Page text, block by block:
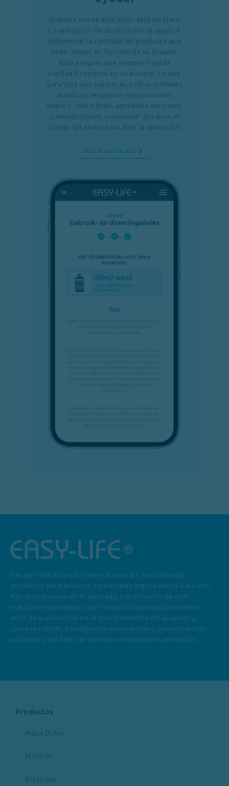
¡Nuestra nueva aplicación está en línea!
La aplicación de dosificación le ayuda a
determinar la cantidad de producto que
debe utilizar en función de su acuario.
Esto asegura que siempre haya la
cantidad correcta en su acuario. Lo que
garantiza que sus peces y otros animales
acuáticos tengan un entorno sano,
limpio y, sobre todo, agradable para vivir.
¿También tienes curiosidad? ¡Escanee el
código QR ahora para abrir la aplicación!
dos.easylife.eu
Desde 1998 Easy-Life International B.V. ha fabricado
productos para acuarios y estanques bajo la marca Easy-Life.
Nos distinguimos en el mercado, por el hecho de que
nuestros especialistas con formación universitaria tienen
años de experiencia en el mantenimiento de acuarios y,
como resultado, combinan su experiencia y conocimientos
prácticos para fabricar nuestros innovadores productos.
Productos
Aqua Dulce
Marinos
Estanque